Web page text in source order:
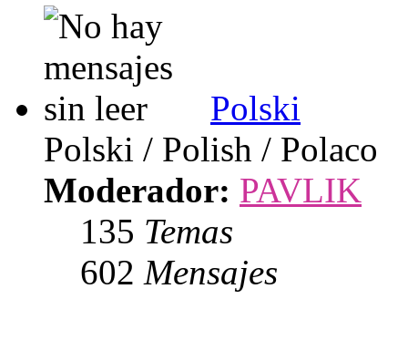
Polski
Polski / Polish / Polaco
Moderador: PAVLIK
135 Temas
602 Mensajes